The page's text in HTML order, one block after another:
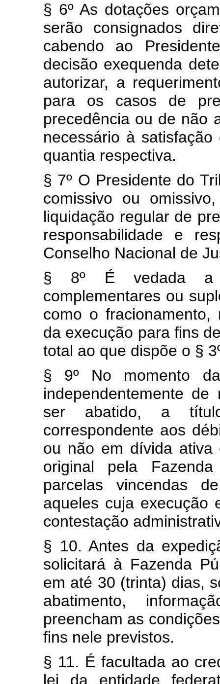
§ 6º As dotações
serão consignados
cabendo ao
decisão exequenda
autorizar, a
para os casos de
precedência ou de não
necessário à
quantia respectiva.
§ 7º O Presidente do
comissivo ou
liquidação regular de
responsabilidade e
Conselho Nacional de
§ 8º É vedada a
complementares ou
como o
da execução para fins
total ao que dispõe o §
§ 9º No momento
independentemente de
ser abatido, a
correspondente aos
ou não em dívida ativa
original pela
parcelas vincendas
aqueles cuja execução
contestação
§ 10. Antes da
solicitará à Fazenda
em até 30 (trinta) dias,
abatimento,
preencham as
fins nele previstos.
§ 11. É facultada ao
lei da entidade